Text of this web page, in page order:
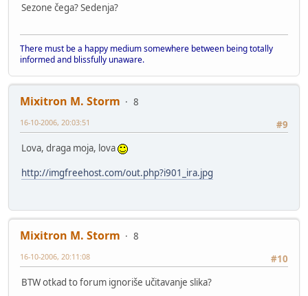
Sezone čega? Sedenja?
There must be a happy medium somewhere between being totally
informed and blissfully unaware.
Mixitron M. Storm
8
#9
16-10-2006, 20:03:51
Lova, draga moja, lova
http://imgfreehost.com/out.php?i901_ira.jpg
Mixitron M. Storm
8
#10
16-10-2006, 20:11:08
BTW otkad to forum ignoriše učitavanje slika?